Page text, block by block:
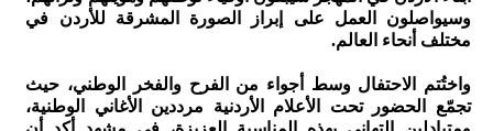
وسيواصلون العمل على إبراز الصورة المشرقة للأردن في
مختلف أنحاء العالم.
واختُتم الاحتفال وسط أجواء من الفرح والفخر الوطني، حيث
تجمّع الحضور تحت الأعلام الأردنية مرددين الأغاني الوطنية،